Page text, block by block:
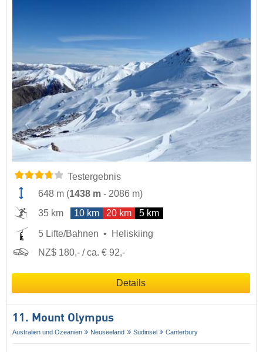
Testergebnis
648 m (1438 m - 2086 m)
35 km
10 km 20 km 5 km
5 Lifte/Bahnen
Heliskiing
NZ$ 180,- / ca. € 92,-
Details
11. Mount Olympus
Australien und Ozeanien Neuseeland Südinsel Canterbury